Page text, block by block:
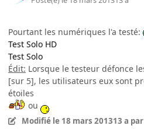
Pourtant les numériques l'a testé:
Test Solo HD
Test Solo
Édit: Lorsque le testeur défonce
[sur 5], les utilisateurs eux sont
étoiles
ou
Modifié le 18 mars 201313 a